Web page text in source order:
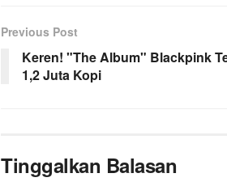
Previous Post
Keren! "The Album" Blackpink
1,2 Juta Kopi
Tinggalkan Balasan